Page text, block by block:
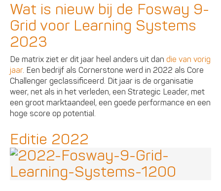
Wat is nieuw bij de Fosway 9-
Grid voor Learning Systems
2023
De matrix ziet er dit jaar heel anders uit dandie van vorig
jaar. Een bedrijf als Cornerstone werd in 2022 als Core
Challenger geclassificeerd. Dit jaar is de organisatie
weer, net als in het verleden, een Strategic Leader, met
een groot marktaandeel, een goede performance en een
hoge score op potential.
Editie 2022